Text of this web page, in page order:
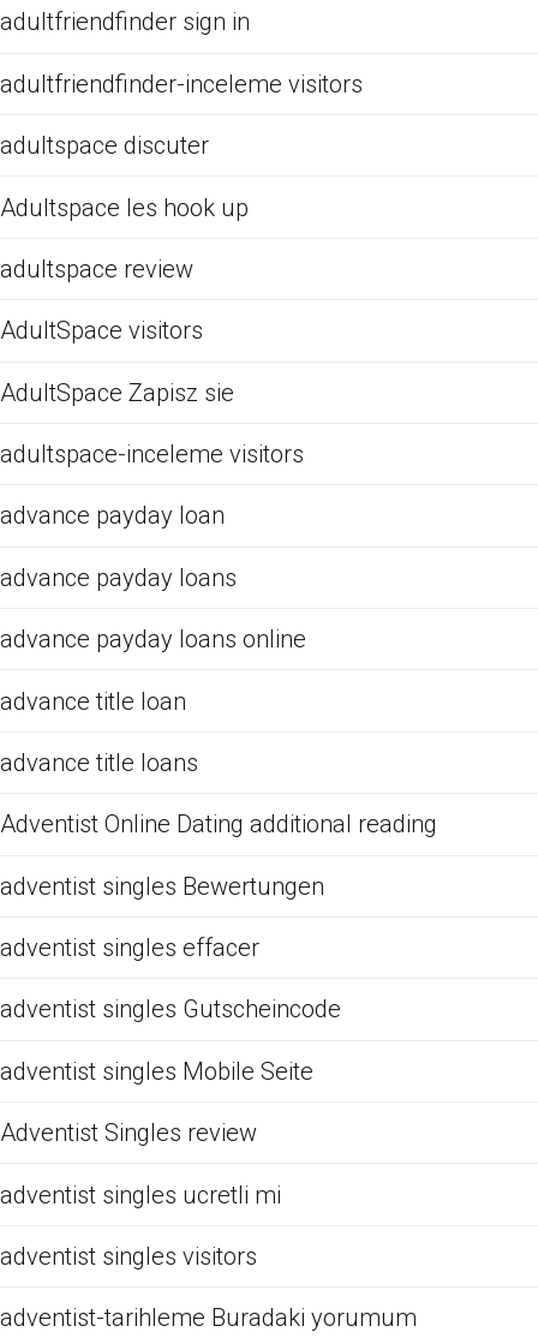
adultfriendfinder sign in
adultfriendfinder-inceleme visitors
adultspace discuter
Adultspace les hook up
adultspace review
AdultSpace visitors
AdultSpace Zapisz sie
adultspace-inceleme visitors
advance payday loan
advance payday loans
advance payday loans online
advance title loan
advance title loans
Adventist Online Dating additional reading
adventist singles Bewertungen
adventist singles effacer
adventist singles Gutscheincode
adventist singles Mobile Seite
Adventist Singles review
adventist singles ucretli mi
adventist singles visitors
adventist-tarihleme Buradaki yorumum